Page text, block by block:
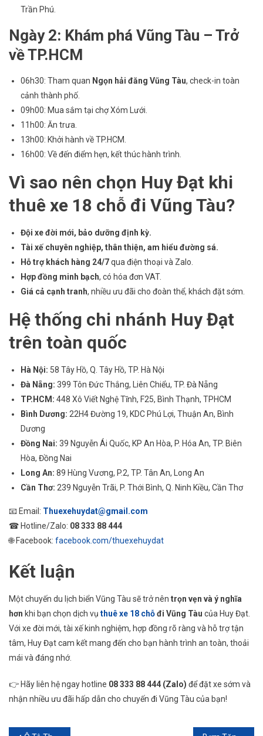
Trần Phú.
Ngày 2: Khám phá Vũng Tàu – Trở
về TP.HCM
06h30: Tham quan Ngọn hải đăng Vũng Tàu, check-in toàn
cảnh thành phố.
09h00: Mua sắm tại chợ Xóm Lưới.
11h00: Ăn trưa.
13h00: Khởi hành về TP.HCM.
16h00: Về đến điểm hẹn, kết thúc hành trình.
Vì sao nên chọn Huy Đạt khi
thuê xe 18 chỗ đi Vũng Tàu?
Đội xe đời mới, bảo dưỡng định kỳ.
Tài xế chuyên nghiệp, thân thiện, am hiểu đường sá.
Hỗ trợ khách hàng 24/7qua điện thoại và Zalo.
Hợp đồng minh bạch, có hóa đơn VAT.
Giá cả cạnh tranh, nhiều ưu đãi cho đoàn thể, khách đặt sớm.
Hệ thống chi nhánh Huy Đạt
trên toàn quốc
Hà Nội: 58 Tây Hồ, Q. Tây Hồ, TP. Hà Nội
Đà Nẵng: 399 Tôn Đức Thắng, Liên Chiểu, TP. Đà Nẵng
TP.HCM: 448 Xô Viết Nghệ Tĩnh, F25, Bình Thạnh, TPHCM
Bình Dương: 22H4 Đường 19, KDC Phú Lợi, Thuận An, Bình
Dương
Đồng Nai: 39 Nguyễn Ái Quốc, KP An Hòa, P. Hóa An, TP. Biên
Hòa, Đồng Nai
Long An: 89 Hùng Vương, P.2, TP. Tân An, Long An
Cần Thơ: 239 Nguyễn Trãi, P. Thới Bình, Q. Ninh Kiều, Cần Thơ
📧 Email: Thuexehuydat@gmail.com
☎ Hotline/Zalo: 08 333 88 444
🌐 Facebook: facebook.com/thuexehuydat
Kết luận
Một chuyến du lịch biển Vũng Tàu sẽ trở nên trọn vẹn và ý nghĩa
hơn khi bạn chọn dịch vụ thuê xe 18 chỗđi Vũng Tàu của Huy Đạt.
Với xe đời mới, tài xế kinh nghiệm, hợp đồng rõ ràng và hỗ trợ tận
tâm, Huy Đạt cam kết mang đến cho bạn hành trình an toàn, thoải
mái và đáng nhớ.
👉 Hãy liên hệ ngay hotline 08 333 88 444 (Zalo) để đặt xe sớm và
nhận nhiều ưu đãi hấp dẫn cho chuyến đi Vũng Tàu của bạn!